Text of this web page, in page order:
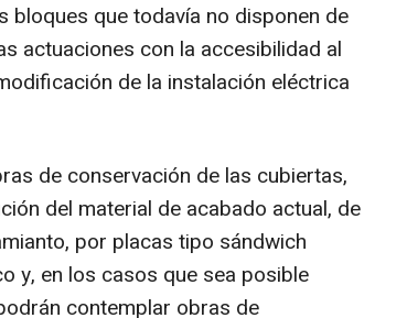
bloques que todavía no disponen de
actuaciones con la accesibilidad al
de la instalación eléctrica
de conservación de las cubiertas,
del material de acabado actual, de
por placas tipo sándwich
y, en los casos que sea posible
contemplar obras de